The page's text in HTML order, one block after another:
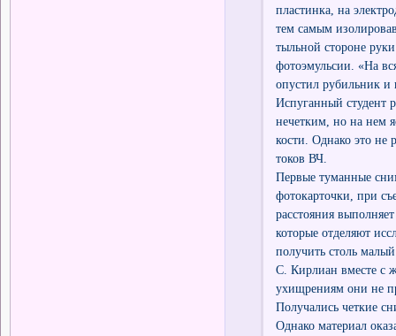
пластинка, на
тем самым
тыльной стороне
фотоэмульсии. «На
опустил рубильник и
Испуганный студент
нечетким, но на нем
кости. Однако это не
токов ВЧ.
Первые туманные
фотокарточки, при
расстояния
которые отделяют
получить столь
С. Кирлиан вместе с
ухищрениям они не
Получались четкие
Однако материал